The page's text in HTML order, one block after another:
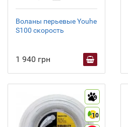
Воланы перьевые Youhe
S100 скорость
1 940 грн
9
10